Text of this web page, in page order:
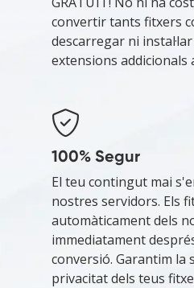
convertir tants fitxers
descarregar ni
extensions addicionals
100% Segur
El teu contingut mai
nostres servidors. Els
automàticament dels
immediatament
conversió. Garantim la
privacitat dels teus